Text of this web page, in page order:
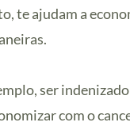
te ajudam a
ser
com o